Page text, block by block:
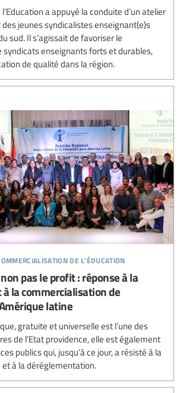
a appuyé la conduite d’un atelier
jeunes syndicalistes enseignant(e)s
sud. Il s’agissait de favoriser le
enseignants forts et durables,
de qualité dans la région.
de l’éducation
pas le profit : réponse à la
la commercialisation de
latine
gratuite et universelle est l’une des
de l’Etat providence, elle est également
publics qui, jusqu’à ce jour, a résisté à la
à la déréglementation.